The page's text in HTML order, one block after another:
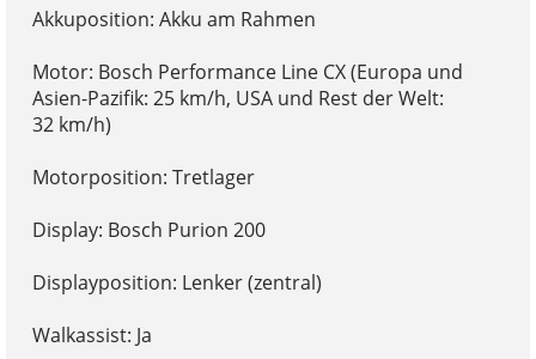
Akkuposition: Akku am Rahmen
Motor: Bosch Performance Line CX (Europa und
Asien-Pazifik: 25 km/h, USA und Rest der Welt:
32 km/h)
Motorposition: Tretlager
Display: Bosch Purion 200
Displayposition: Lenker (zentral)
Walkassist: Ja